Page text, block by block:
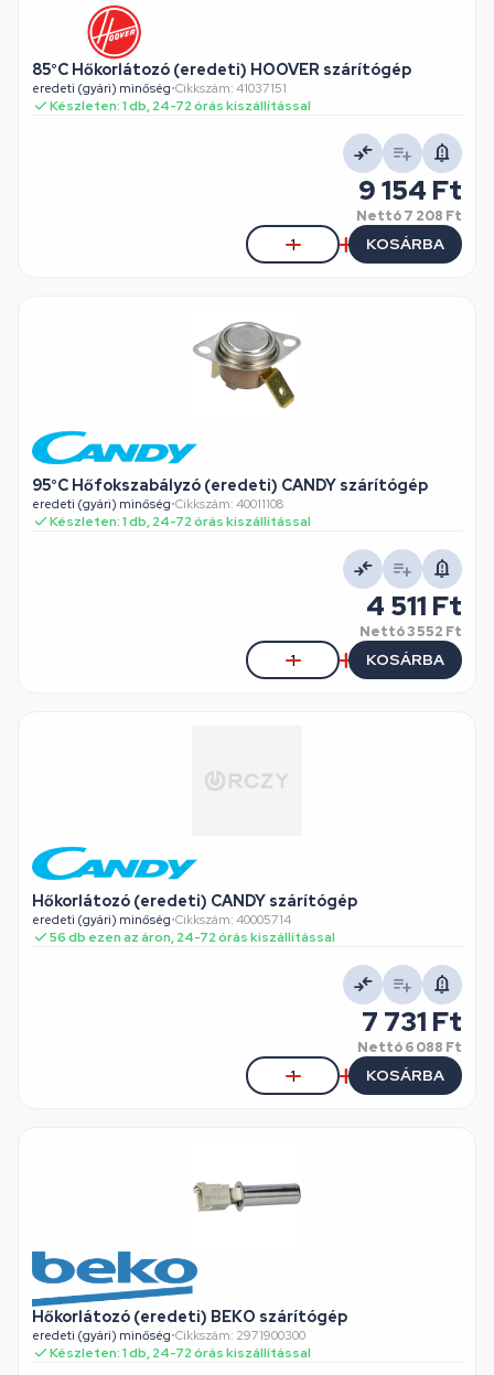
85°C Hőkorlátozó (eredeti) HOOVER szárítógép
eredeti (gyári) minőség•Cikkszám: 41037151
Készleten: 1 db, 24-72 órás kiszállítással
9 154 Ft
Nettó7 208 Ft
KOSÁRBA
95°C Hőfokszabályzó (eredeti) CANDY szárítógép
eredeti (gyári) minőség•Cikkszám: 40011108
Készleten: 1 db, 24-72 órás kiszállítással
4 511 Ft
Nettó3 552 Ft
KOSÁRBA
Hőkorlátozó (eredeti) CANDY szárítógép
eredeti (gyári) minőség•Cikkszám: 40005714
56 db ezen az áron, 24-72 órás kiszállítással
7 731 Ft
Nettó6 088 Ft
KOSÁRBA
Hőkorlátozó (eredeti) BEKO szárítógép
eredeti (gyári) minőség•Cikkszám: 2971900300
Készleten: 1 db, 24-72 órás kiszállítással